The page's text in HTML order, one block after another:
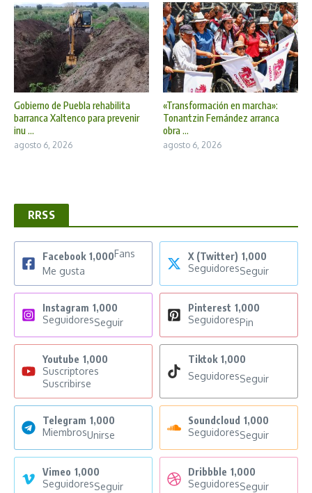
Gobierno de Puebla rehabilita
barranca Xaltenco para prevenir
inu ...
agosto 6, 2026
«Transformación en marcha»:
Tonantzin Fernández arranca
obra ...
agosto 6, 2026
RRSS
Facebook 1,000Fans
Me gusta
X (Twitter) 1,000
SeguidoresSeguir
Instagram 1,000
SeguidoresSeguir
Pinterest 1,000
SeguidoresPin
Youtube 1,000
Suscriptores
Suscribirse
Tiktok 1,000
SeguidoresSeguir
Telegram 1,000
MiembrosUnirse
Soundcloud 1,000
SeguidoresSeguir
Vimeo 1,000
SeguidoresSeguir
Dribbble 1,000
SeguidoresSeguir